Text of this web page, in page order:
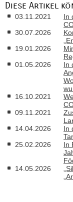
Diese Artikel
03.11.2021
In
30.07.2026
19.01.2026
01.05.2026
In
16.10.2021
09.11.2021
14.04.2026
In
25.02.2026
In
14.05.2026